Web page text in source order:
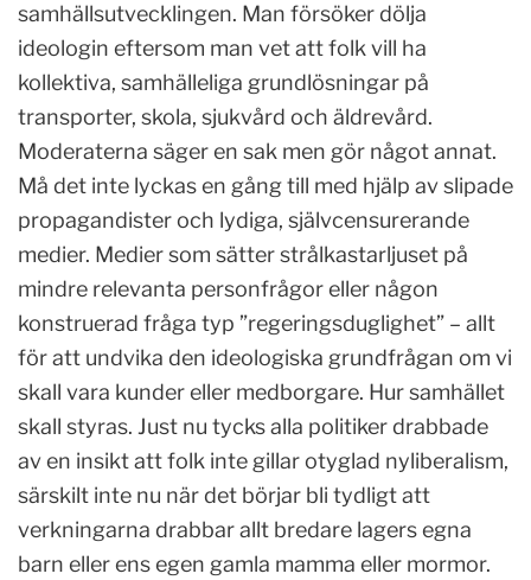
samhällsutvecklingen. Man försöker dölja
ideologin eftersom man vet att folk vill ha
kollektiva, samhälleliga grundlösningar på
transporter, skola, sjukvård och äldrevård.
Moderaterna säger en sak men gör något annat.
Må det inte lyckas en gång till med hjälp av slipade
propagandister och lydiga, självcensurerande
medier. Medier som sätter strålkastarljuset på
mindre relevanta personfrågor eller någon
konstruerad fråga typ ”regeringsduglighet” – allt
för att undvika den ideologiska grundfrågan om vi
skall vara kunder eller medborgare. Hur samhället
skall styras. Just nu tycks alla politiker drabbade
av en insikt att folk inte gillar otyglad nyliberalism,
särskilt inte nu när det börjar bli tydligt att
verkningarna drabbar allt bredare lagers egna
barn eller ens egen gamla mamma eller mormor.